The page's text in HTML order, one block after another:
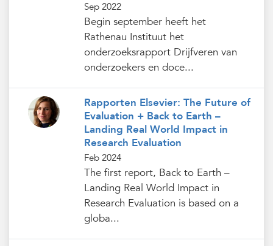
Sep 2022
Begin september heeft het
Rathenau Instituut het
onderzoeksrapport Drijfveren van
onderzoekers en doce...
Rapporten Elsevier: The Future of
Evaluation + Back to Earth –
Landing Real World Impact in
Research Evaluation
Feb 2024
The first report, Back to Earth –
Landing Real World Impact in
Research Evaluation is based on a
globa...